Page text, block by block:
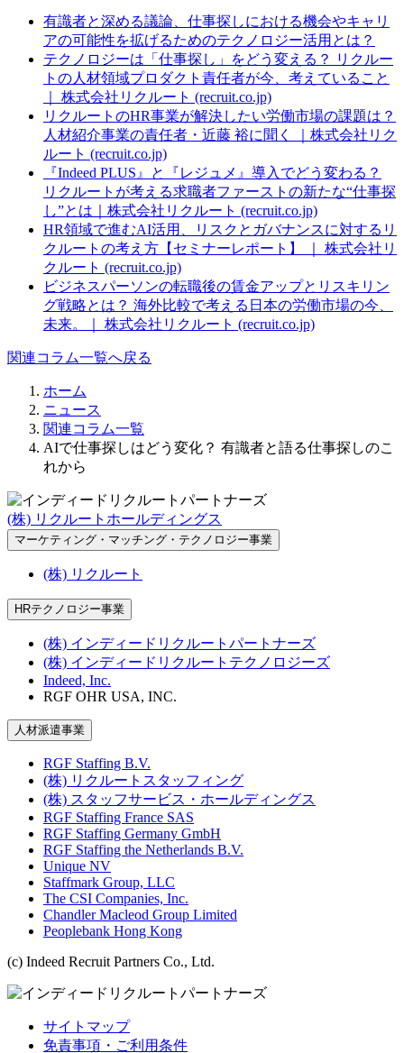
有識者と深める議論、仕事探しにおける機会やキャリ
アの可能性を拡げるためのテクノロジー活用とは？
テクノロジーは「仕事探し」をどう変える？ リクルー
トの人材領域プロダクト責任者が今、考えていること
｜ 株式会社リクルート (recruit.co.jp)
リクルートのHR事業が解決したい労働市場の課題は？
人材紹介事業の責任者・近藤 裕に聞く ｜株式会社リク
ルート (recruit.co.jp)
『Indeed PLUS』と『レジュメ』導入でどう変わる？
リクルートが考える求職者ファーストの新たな“仕事探
し”とは｜株式会社リクルート (recruit.co.jp)
HR領域で進むAI活用、リスクとガバナンスに対するリ
クルートの考え方【セミナーレポート】 ｜ 株式会社リ
クルート (recruit.co.jp)
ビジネスパーソンの転職後の賃金アップとリスキリン
グ戦略とは？ 海外比較で考える日本の労働市場の今、
未来。｜ 株式会社リクルート (recruit.co.jp)
関連コラム一覧へ戻る
ホーム
ニュース
関連コラム一覧
AIで仕事探しはどう変化？ 有識者と語る仕事探しのこ
れから
(株) リクルートホールディングス
マーケティング・マッチング・テクノロジー事業
(株) リクルート
HRテクノロジー事業
(株) インディードリクルートパートナーズ
(株) インディードリクルートテクノロジーズ
Indeed, Inc.
RGF OHR USA, INC.
人材派遣事業
RGF Staffing B.V.
(株) リクルートスタッフィング
(株) スタッフサービス・ホールディングス
RGF Staffing France SAS
RGF Staffing Germany GmbH
RGF Staffing the Netherlands B.V.
Unique NV
Staffmark Group, LLC
The CSI Companies, Inc.
Chandler Macleod Group Limited
Peoplebank Hong Kong
(c) Indeed Recruit Partners Co., Ltd.
サイトマップ
免責事項・ご利用条件